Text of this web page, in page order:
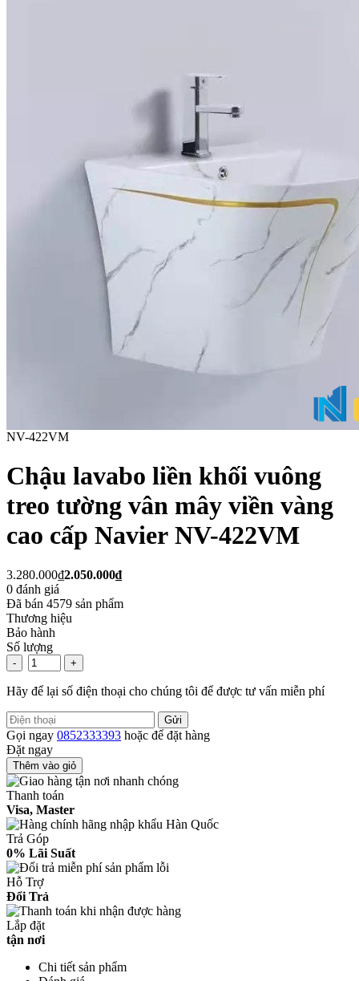
NV-422VM
Chậu lavabo liền khối vuông
treo tường vân mây viền vàng
cao cấp Navier NV-422VM
3.280.000₫2.050.000₫
0 đánh giá
Đã bán 4579 sản phẩm
Thương hiệu
Bảo hành
Số lượng
- +
Hãy để lại số điện thoại cho chúng tôi để được tư vấn miễn phí
Gửi
Gọi ngay 0852333393 hoặc để đặt hàng
Đặt ngay
Thêm vào giỏ
Thanh toán
Visa, Master
Trả Góp
0% Lãi Suất
Hỗ Trợ
Đổi Trả
Lắp đặt
tận nơi
Chi tiết sản phẩm